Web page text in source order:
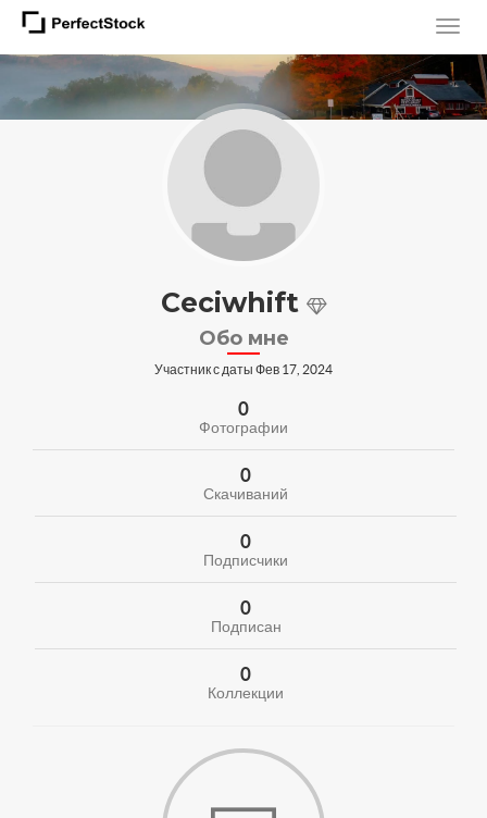
Ceciwhift
Обо мне
Участник с даты Фев 17, 2024
0
Фотографии
0
Скачиваний
0
Подписчики
0
Подписан
0
Коллекции